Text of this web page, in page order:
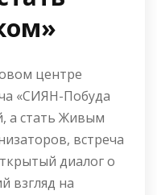
центре
«СИЯН-Побуда
а стать Живым
встреча
диалог о
взгляд на